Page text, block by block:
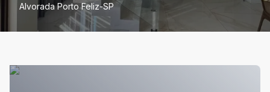
Alvorada Porto Feliz-SP